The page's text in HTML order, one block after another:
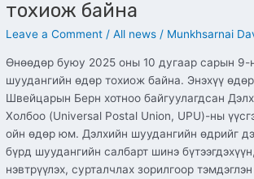
тохиож байна
Leave a Comment /All news / Munkhsarnai
Өнөөдөр буюу 2025 оны 10 дугаар сарын 9-
шуудангийн өдөр тохиож байна. Энэхүү
Швейцарын Берн хотноо байгуулагдсан
Холбоо (Universal Postal Union, UPU)-ны
ойн өдөр юм. Дэлхийн шуудангийн өдрийг
бүрд шуудангийн салбарт шинэ
нэвтрүүлэх, сурталчлах зорилгоор